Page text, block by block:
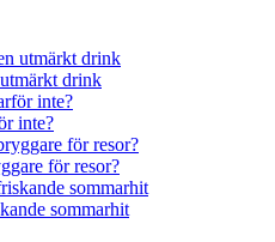
drink
inte?
för resor?
sommarhit